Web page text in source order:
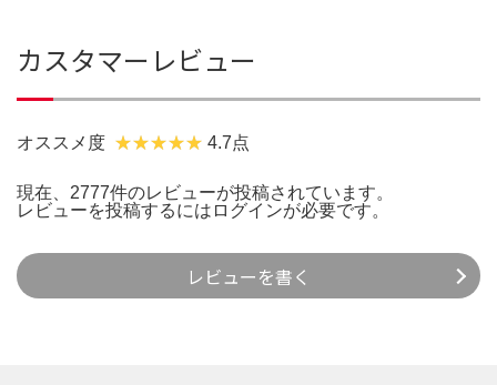
カスタマーレビュー
オススメ度 4.7点
現在、2777件のレビューが投稿されています。
レビューを投稿するには ログインが必要です。
レビューを書く